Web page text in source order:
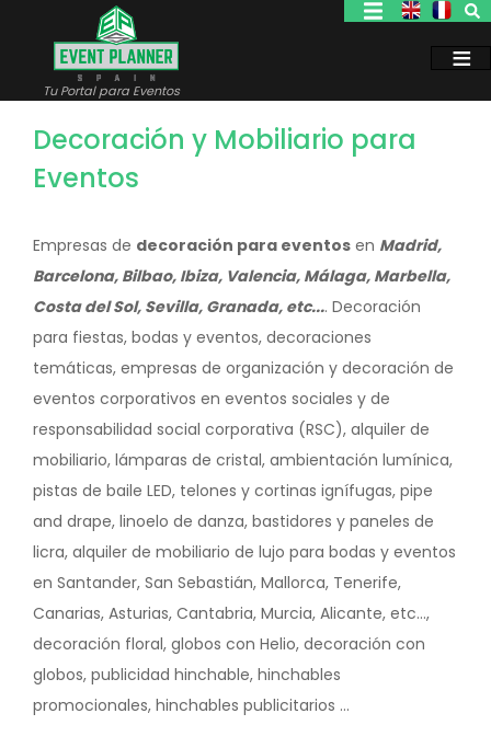
contenido
Tu Portal para Eventos
Decoración y Mobiliario para
Eventos
Empresas de decoración para eventos en Madrid,
Barcelona, Bilbao, Ibiza, Valencia, Málaga, Marbella,
Costa del Sol, Sevilla, Granada, etc.... Decoración
para fiestas, bodas y eventos, decoraciones
temáticas, empresas de organización y decoración de
eventos corporativos en eventos sociales y de
responsabilidad social corporativa (RSC), alquiler de
mobiliario, lámparas de cristal, ambientación lumínica,
pistas de baile LED, telones y cortinas ignífugas, pipe
and drape, linoelo de danza, bastidores y paneles de
licra, alquiler de mobiliario de lujo para bodas y eventos
en Santander, San Sebastián, Mallorca, Tenerife,
Canarias, Asturias, Cantabria, Murcia, Alicante, etc...,
decoración floral, globos con Helio, decoración con
globos, publicidad hinchable, hinchables
promocionales, hinchables publicitarios ...